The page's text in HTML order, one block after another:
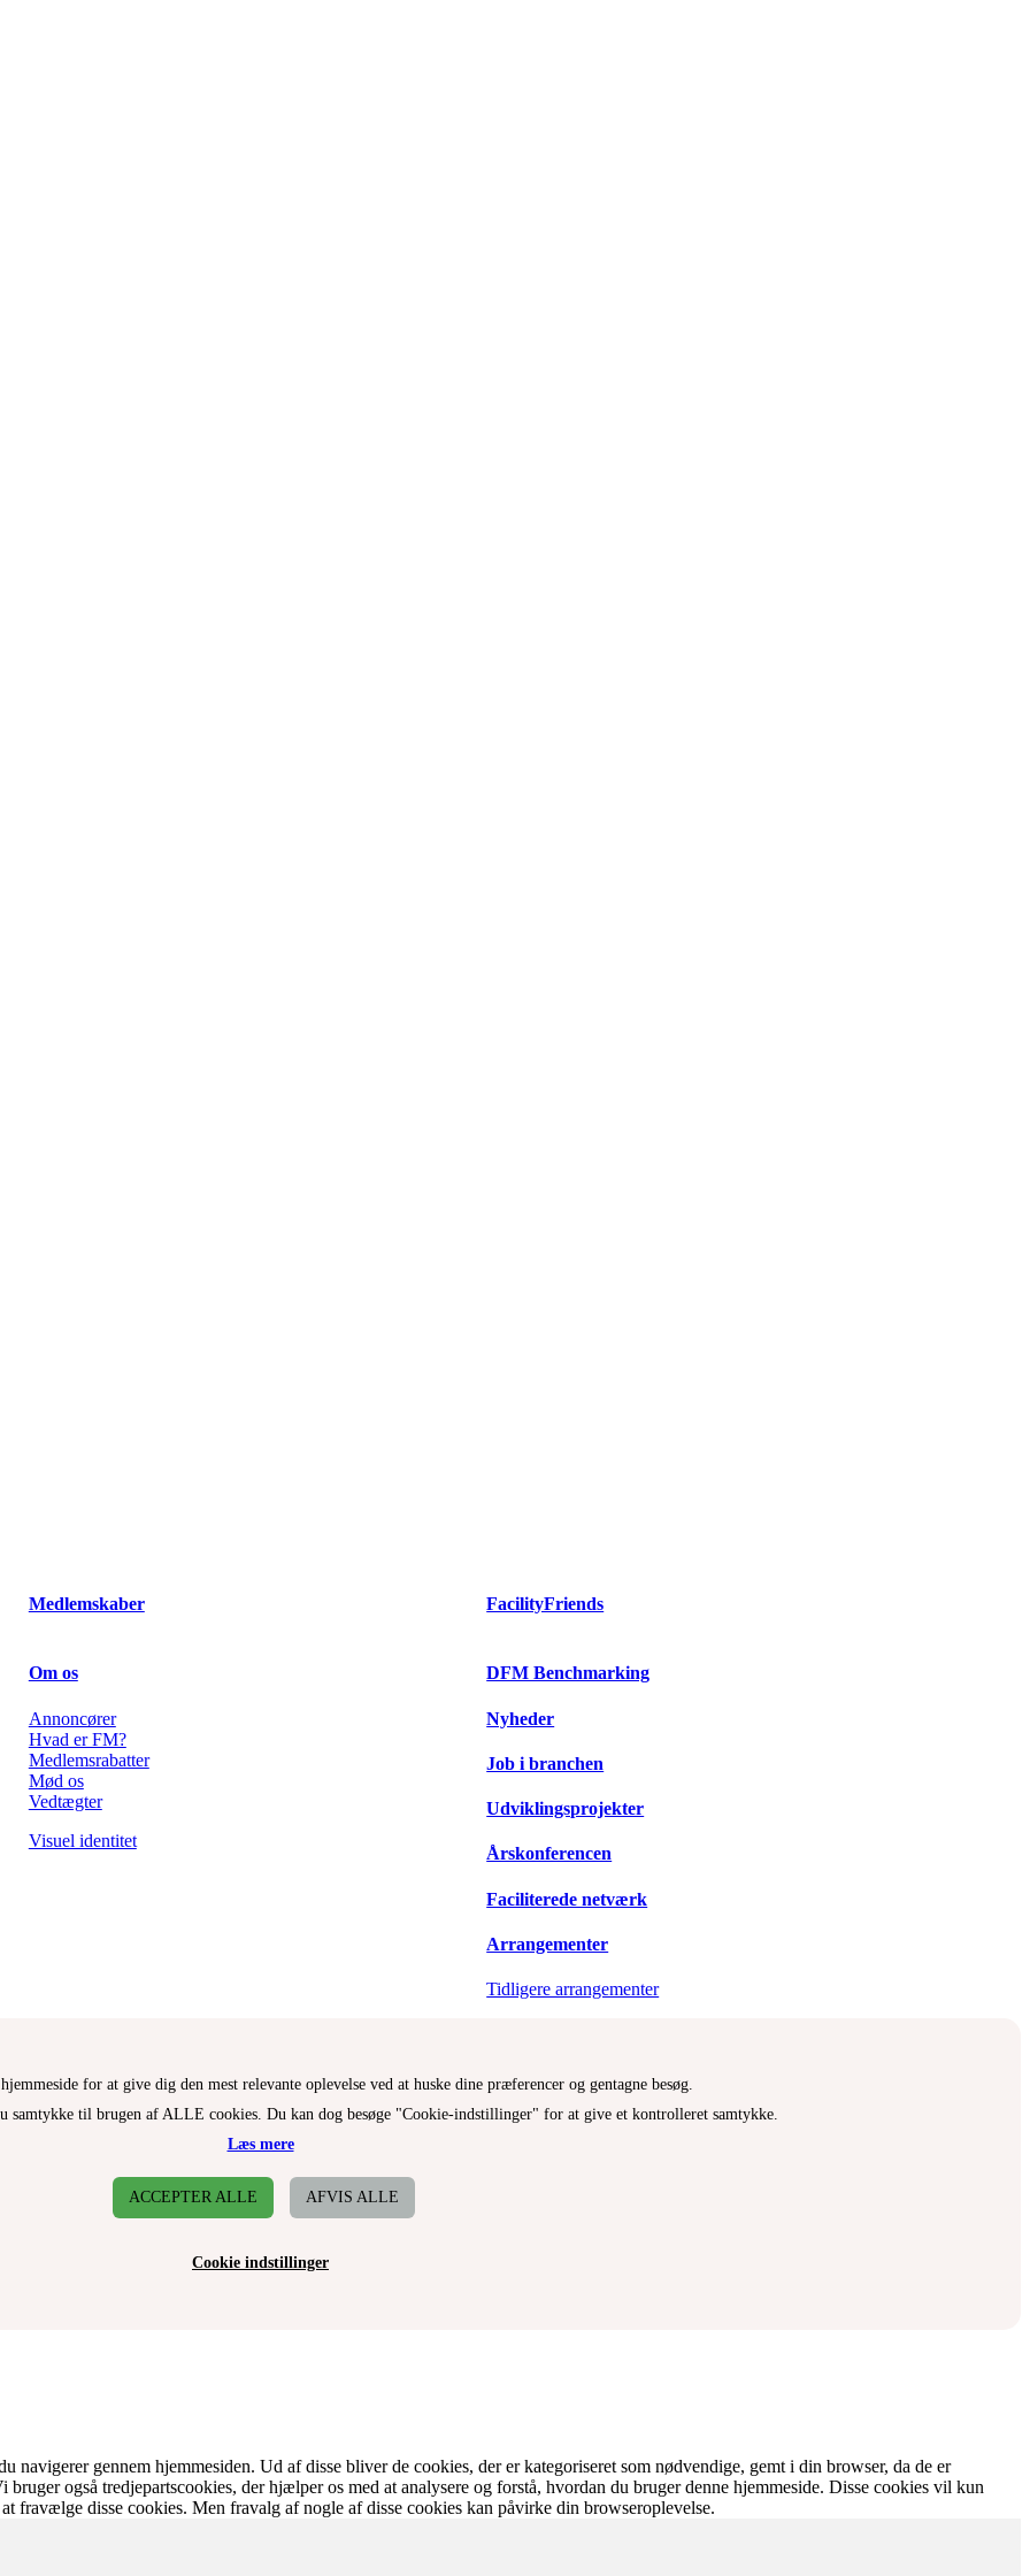
Medlemskaber FacilityFriends
Om os
Annoncører
Hvad er FM?
Medlemsrabatter
Mød os
Vedtægter
Visuel identitet
DFM Benchmarking
Nyheder
Job i branchen
Udviklingsprojekter
Årskonferencen
Faciliterede netværk
Arrangementer
Tidligere arrangementer
for at give dig den mest relevante oplevelse ved at huske dine præferencer og gentagne besøg.
samtykke til brugen af ALLE cookies. Du kan dog besøge "Cookie-indstillinger" for at give et kontrolleret samtykke.
Læs mere
ACCEPTER ALLE AFVIS ALLE
Cookie indstillinger
navigerer gennem hjemmesiden. Ud af disse bliver de cookies, der er kategoriseret som nødvendige, gemt i din browser, da de er
også tredjepartscookies, der hjælper os med at analysere og forstå, hvordan du bruger denne hjemmeside. Disse cookies vil kun
fravælge disse cookies. Men fravalg af nogle af disse cookies kan påvirke din browseroplevelse.